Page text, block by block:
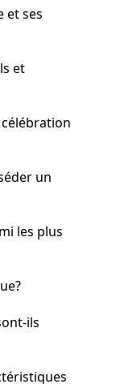
et ses
et
un
les plus
ils